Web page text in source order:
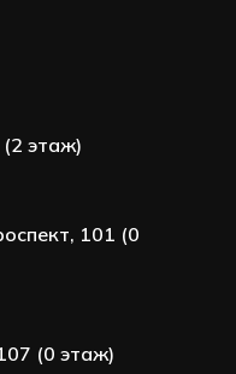
этаж)
101 (0
(0 этаж)